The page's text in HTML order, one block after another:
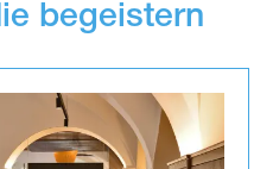
begeistern